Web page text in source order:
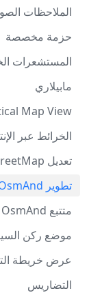
الملاحظات
حزمة مخصصة
المستشعرات
مابيلاري
Map View
الخرائط عبر
تعديل OpenStreetMap
تطوير OsmAnd
متتبع OsmAnd
موضع ركن
عرض خريطة
التضاريس